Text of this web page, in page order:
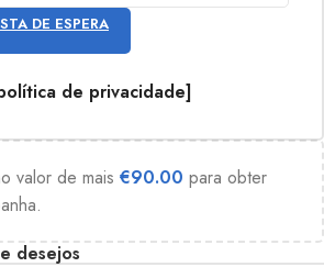
DE ESPERA
de privacidade]
valor de mais €90.00 para obter
desejos